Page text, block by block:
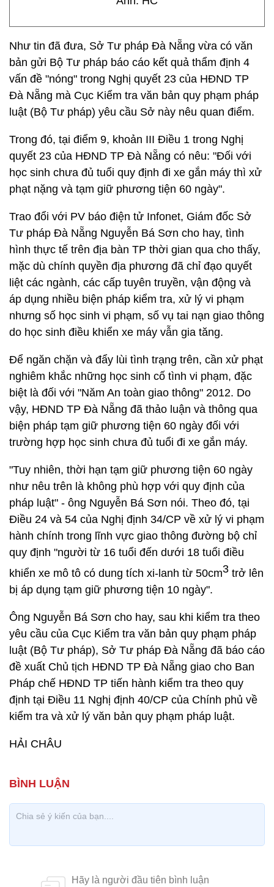
Như tin đã đưa, Sở Tư pháp Đà Nẵng vừa có văn
bản gửi Bộ Tư pháp báo cáo kết quả thẩm định 4
vấn đề "nóng" trong Nghị quyết 23 của HĐND TP
Đà Nẵng mà Cục Kiểm tra văn bản quy phạm pháp
luật (Bộ Tư pháp) yêu cầu Sở này nêu quan điểm.
Trong đó, tại điểm 9, khoản III Điều 1 trong Nghị
quyết 23 của HĐND TP Đà Nẵng có nêu: "Đối với
học sinh chưa đủ tuổi quy định đi xe gắn máy thì xử
phạt nặng và tạm giữ phương tiện 60 ngày".
Trao đổi với PV báo điện tử Infonet, Giám đốc Sở
Tư pháp Đà Nẵng Nguyễn Bá Sơn cho hay, tình
hình thực tế trên địa bàn TP thời gian qua cho thấy,
mặc dù chính quyền địa phương đã chỉ đạo quyết
liệt các ngành, các cấp tuyên truyền, vận động và
áp dụng nhiều biện pháp kiểm tra, xử lý vi phạm
nhưng số học sinh vi phạm, số vụ tai nạn giao thông
do học sinh điều khiển xe máy vẫn gia tăng.
Để ngăn chặn và đẩy lùi tình trạng trên, cần xử phạt
nghiêm khắc những học sinh cố tình vi phạm, đặc
biệt là đối với "Năm An toàn giao thông" 2012. Do
vậy, HĐND TP Đà Nẵng đã thảo luận và thông qua
biện pháp tạm giữ phương tiện 60 ngày đối với
trường hợp học sinh chưa đủ tuổi đi xe gắn máy.
"Tuy nhiên, thời hạn tạm giữ phương tiện 60 ngày
như nêu trên là không phù hợp với quy định của
pháp luật" - ông Nguyễn Bá Sơn nói. Theo đó, tại
Điều 24 và 54 của Nghị định 34/CP về xử lý vi phạm
hành chính trong lĩnh vực giao thông đường bộ chỉ
quy định "người từ 16 tuổi đến dưới 18 tuổi điều
khiển xe mô tô có dung tích xi-lanh từ 50cm3 trở lên
bị áp dụng tạm giữ phương tiện 10 ngày".
Ông Nguyễn Bá Sơn cho hay, sau khi kiểm tra theo
yêu cầu của Cục Kiểm tra văn bản quy phạm pháp
luật (Bộ Tư pháp), Sở Tư pháp Đà Nẵng đã báo cáo
đề xuất Chủ tịch HĐND TP Đà Nẵng giao cho Ban
Pháp chế HĐND TP tiến hành kiểm tra theo quy
định tại Điều 11 Nghị định 40/CP của Chính phủ về
kiểm tra và xử lý văn bản quy phạm pháp luật.
HẢI CHÂU